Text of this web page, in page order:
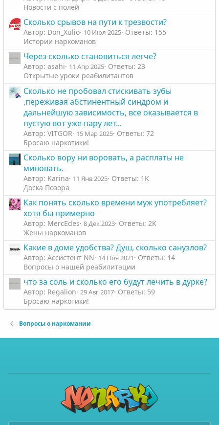
й
г
о
л
о
с
й
г
о
л
о
с
Новости с полей
Сколько срывов на пути к трезвости?
Автор: Don_Xulio 10 Июл 2025 Ответы: 155
Истории наркоманов
Через сколько становиться легче?
Автор: asahi 11 Апр 2025 Ответы: 23
Открытые уроки реабилитантов
Сколько не пробовал стискивать зубы
,переживая абстинентный синдром и
дальнейшую зависимость, все оказывается в
пустую вот уже пару лет...
Автор: VITGOR 15 Мар 2025 Ответы: 72
Бросаю наркотики!
Сколько вору ни воровать, а расплаты не
миновать.
Автор: Karinа 11 Янв 2025 Ответы: 1K
Доска Позора
Как понять сколько времени муж употребляет?
хотя бы примерно
Автор: MercEdes 8 Дек 2023 Ответы: 2K
Жены наркоманов
Какие в доме удобства? Душ, сколько санузлов?
Автор: Ассистент NN 14 Ноя 2021
Ответы: 14
Вопросы о нашей реабилитации
что за соль и сколько его будут лечить в дурке?
Автор: Regalion 29 Авг 2017 Ответы: 59
Бросаю наркотики!
Вопросы о наркомании